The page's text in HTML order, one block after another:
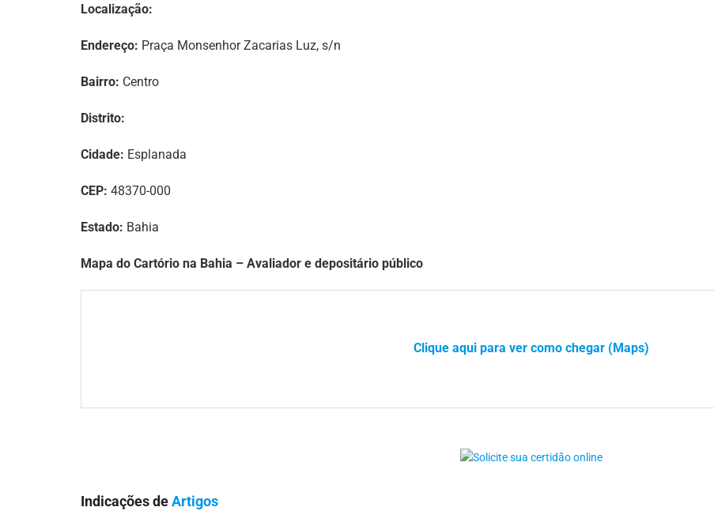
Localização:
Endereço: Praça Monsenhor Zacarias Luz, s/n
Bairro: Centro
Distrito:
Cidade: Esplanada
CEP: 48370-000
Estado: Bahia
Mapa do Cartório na Bahia – Avaliador e depositário público
Clique aqui para ver como chegar (Maps)
Indicações deArtigos